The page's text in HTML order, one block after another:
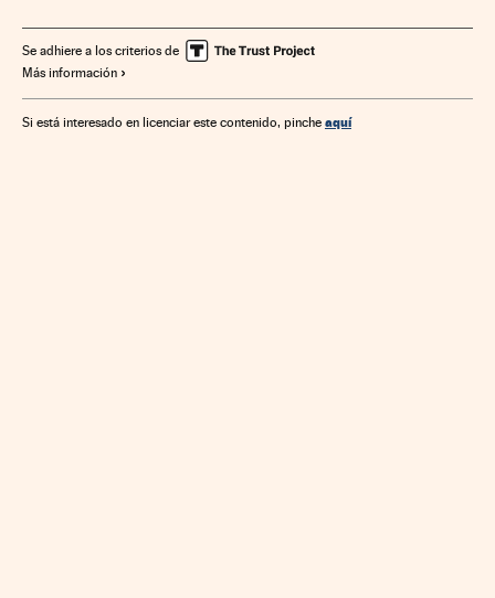
Se adhiere a los criterios de
Más información
Si está interesado en licenciar este contenido, pinche aquí